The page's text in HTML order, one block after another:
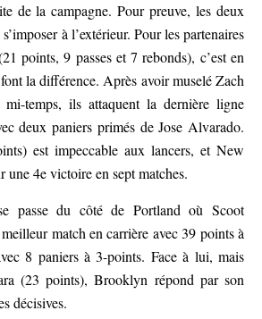
de la campagne. Pour preuve, les deux
à l’extérieur. Pour les partenaires
points, 9 passes et 7 rebonds), c’est en
la différence. Après avoir muselé Zach
temps, ils attaquent la dernière ligne
deux paniers primés de Jose Alvarado.
est impeccable aux lancers, et New
une 4e victoire en sept matches.
passe du côté de Portland où Scoot
match en carrière avec 39 points à
8 paniers à 3-points. Face à lui, mais
(23 points), Brooklyn répond par son
décisives.